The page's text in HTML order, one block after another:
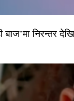
बाज’मा निरन्तर